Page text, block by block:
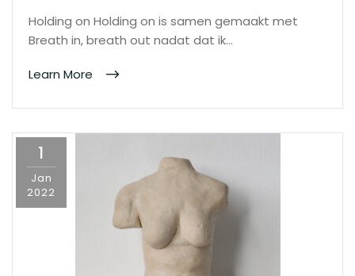
Holding on Holding on is samen gemaakt met
Breath in, breath out nadat dat ik…
Learn More
1
Jan
2022